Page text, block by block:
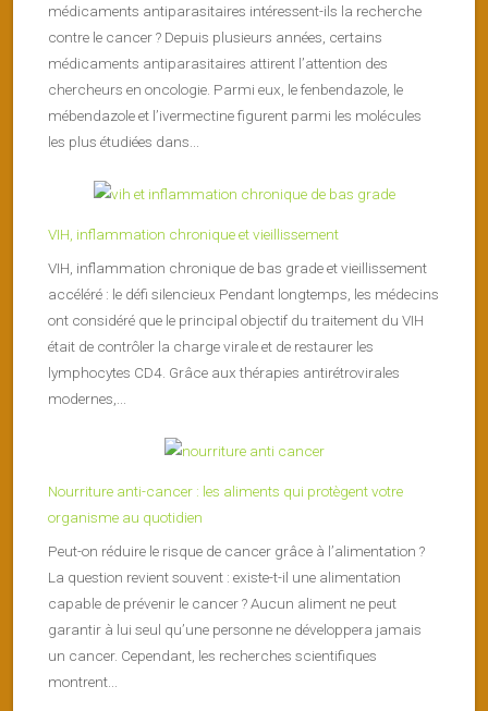
médicaments antiparasitaires intéressent-ils la recherche
contre le cancer ? Depuis plusieurs années, certains
médicaments antiparasitaires attirent l’attention des
chercheurs en oncologie. Parmi eux, le fenbendazole, le
mébendazole et l’ivermectine figurent parmi les molécules
les plus étudiées dans...
VIH, inflammation chronique et vieillissement
VIH, inflammation chronique de bas grade et vieillissement
accéléré : le défi silencieux Pendant longtemps, les médecins
ont considéré que le principal objectif du traitement du VIH
était de contrôler la charge virale et de restaurer les
lymphocytes CD4. Grâce aux thérapies antirétrovirales
modernes,...
Nourriture anti-cancer : les aliments qui protègent votre
organisme au quotidien
Peut-on réduire le risque de cancer grâce à l’alimentation ?
La question revient souvent : existe-t-il une alimentation
capable de prévenir le cancer ? Aucun aliment ne peut
garantir à lui seul qu’une personne ne développera jamais
un cancer. Cependant, les recherches scientifiques
montrent...